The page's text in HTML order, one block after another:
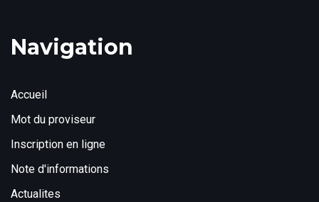
Navigation
Accueil
Mot du proviseur
Inscription en ligne
Note d'informations
Actualites